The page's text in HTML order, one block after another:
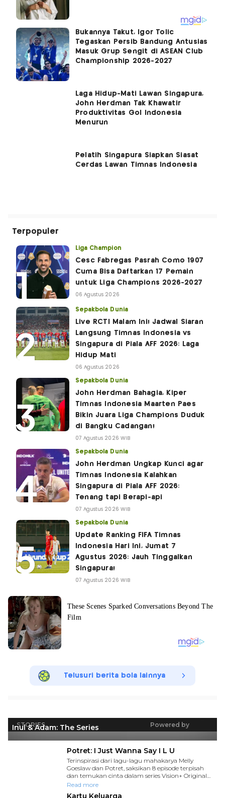
Bukannya Takut, Igor Tolic
Tegaskan Persib Bandung Antusias
Masuk Grup Sengit di ASEAN Club
Championship 2026-2027
Laga Hidup-Mati Lawan Singapura,
John Herdman Tak Khawatir
Produktivitas Gol Indonesia
Menurun
Pelatih Singapura Siapkan Siasat
Cerdas Lawan Timnas Indonesia
Terpopuler
Liga Champion
Cesc Fabregas Pasrah Como 1907
Cuma Bisa Daftarkan 17 Pemain
untuk Liga Champions 2026-2027
06 Agustus 2026
Sepakbola Dunia
Live RCTI Malam Ini! Jadwal Siaran
Langsung Timnas Indonesia vs
Singapura di Piala AFF 2026: Laga
Hidup Mati
06 Agustus 2026
Sepakbola Dunia
John Herdman Bahagia, Kiper
Timnas Indonesia Maarten Paes
Bikin Juara Liga Champions Duduk
di Bangku Cadangan!
07 Agustus 2026 WIB
Sepakbola Dunia
John Herdman Ungkap Kunci agar
Timnas Indonesia Kalahkan
Singapura di Piala AFF 2026:
Tenang tapi Berapi-api
07 Agustus 2026 WIB
Sepakbola Dunia
Update Ranking FIFA Timnas
Indonesia Hari Ini, Jumat 7
Agustus 2026: Jauh Tinggalkan
Singapura!
07 Agustus 2026 WIB
Telusuri berita bola lainnya